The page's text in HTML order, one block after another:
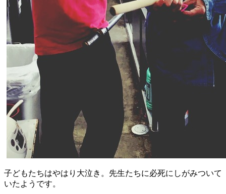
子どもたちはやはり大泣き。先生たちに必死にしがみついて
いたようです。